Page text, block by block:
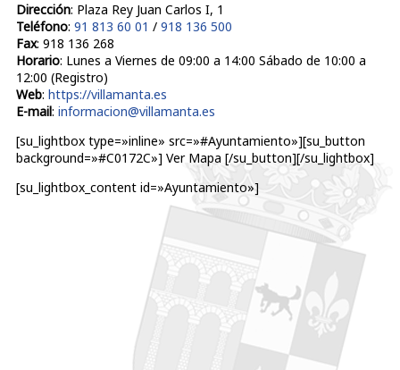
Dirección: Plaza Rey Juan Carlos I, 1
Teléfono: 91 813 60 01 / 918 136 500
Fax: 918 136 268
Horario: Lunes a Viernes de 09:00 a 14:00 Sábado de 10:00 a
12:00 (Registro)
Web: https://villamanta.es
E-mail: informacion@villamanta.es
[su_lightbox type=»inline» src=»#Ayuntamiento»][su_button
background=»#C0172C»] Ver Mapa [/su_button][/su_lightbox]
[su_lightbox_content id=»Ayuntamiento»]